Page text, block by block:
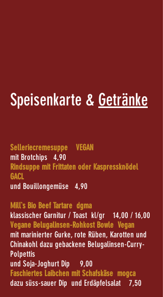
Speisenkarte & Getränke
Selleriecremesuppe VEGAN
mit Brotchips 4,90
Rindsuppe mit Frittaten oder Kaspressknödel
GACL
und Bouillongemüse 4,90
Mill`s Bio Beef Tartare dgma
klassischer Garnitur / Toast kl/gr 14,00 / 16,00
Vegane Belugalinsen-Rohkost Bowle Vegan
mit marinierter Gurke, rote Rüben, Karotten und
Chinakohl dazu gebackene Belugalinsen-Curry-
Polpettis
und Soja-Joghurt Dip 9,00
Faschiertes Laibchen mit Schafskäse mogca
dazu süss-sauer Dip und Erdäpfelsalat 7,50